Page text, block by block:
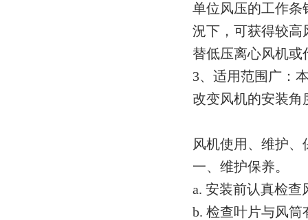
单位风压的工作条
況下，可获得较高
替低压离心风机
3、适用范围广：
改变风机的安装
风机使用、维护、
一、维护保养。
a. 安装前认真检
b. 检查叶片与风